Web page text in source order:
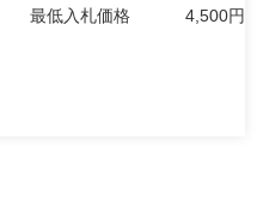
最低入札価格
4,500円